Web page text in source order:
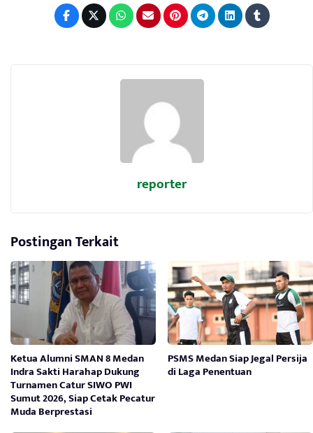
reporter
Postingan Terkait
Ketua Alumni SMAN 8 Medan
Indra Sakti Harahap Dukung
Turnamen Catur SIWO PWI
Sumut 2026, Siap Cetak Pecatur
Muda Berprestasi
PSMS Medan Siap Jegal Persija
di Laga Penentuan